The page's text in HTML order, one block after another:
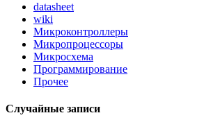
datasheet
wiki
Микроконтроллеры
Микропроцессоры
Микросхема
Программирование
Прочее
Случайные записи